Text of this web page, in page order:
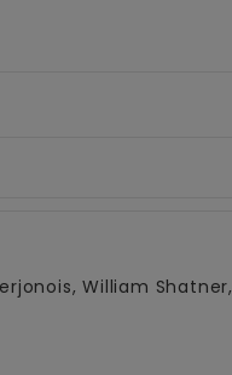
William Shatner,